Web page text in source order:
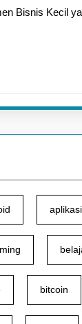
Bisnis Kecil
bitcoin